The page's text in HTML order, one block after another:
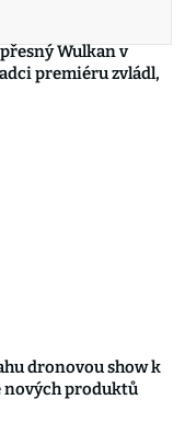
Wulkan v
premiéru zvládl,
dronovou show k
produktů